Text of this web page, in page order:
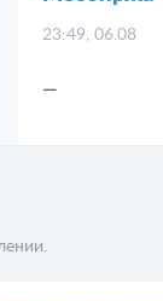
23:49, 06.08
—